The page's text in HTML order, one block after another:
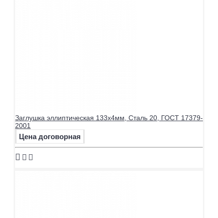
Заглушка эллиптическая 133х4мм, Сталь 20, ГОСТ 17379-
2001
Цена договорная